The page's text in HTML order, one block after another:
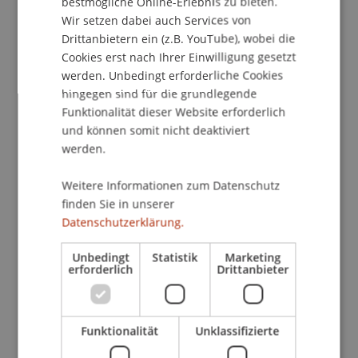
Bachelor Infoabend Architektur Online
ABLAUF
16.00 Uhr: Begrüssung und Überblick Programm
16.00 Uhr: Präsentation Bachelorstudium
Architektur | mit Mag. arch. Cornelia Faisst
16.15 Uhr: Einblick in das Architektur Atelier | mit
Rebecca Senti, Student Ambassador
16.25 Uhr: Infos zu Auslandserfahrungen | mit
Mirjana Schädler, International Office
16.35 Uhr: Wissenswertes zum Campus Leben |
mit Ivo Stoitschev, Spinnerei Studierendenbüro
16.45 Uhr Fragerunde | mit dem ganzen Team
17.00 Uhr: Ende
Melde dich jetzt an
Bachelor Infoabend Betriebswirtschaftslehre
Wir setzen dabei auch Services von
Drittanbietern ein (z.B. YouTube), wobei die
Cookies erst nach Ihrer Einwilligung gesetzt
werden. Unbedingt erforderliche Cookies
hingegen sind für die grundlegende
Funktionalität dieser Website erforderlich
und können somit nicht deaktiviert
werden.
Weitere Informationen zum Datenschutz
finden Sie in unserer
Datenschutzerklärung.
Unbedingt
erforderlich
Statistik Marketing
Drittanbieter
Funktionalität Unklassifizierte